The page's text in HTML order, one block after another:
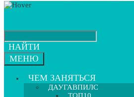
НАЙТИ
МЕНЮ
ЧЕМ ЗАНЯТЬСЯ
ДАУГАВПИЛС